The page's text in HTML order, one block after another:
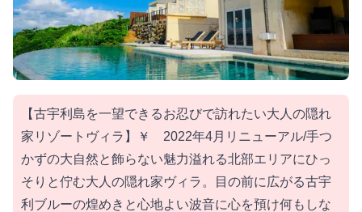
【古宇利島を一望できるお忍びで訪れたい大人の隠れ
家リゾートヴィラ】￥ 2022年4月リニューアル/手つ
かずの大自然と飾らない魅力溢れる北部エリアにひっ
そりと佇む大人の隠れ家ヴィラ。目の前に広がる古宇
利ブルーの煌めきと心地よい波音に心を預け何もしな